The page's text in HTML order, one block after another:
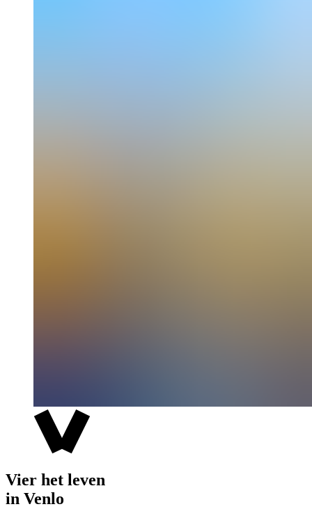
Vier het leven
in Venlo